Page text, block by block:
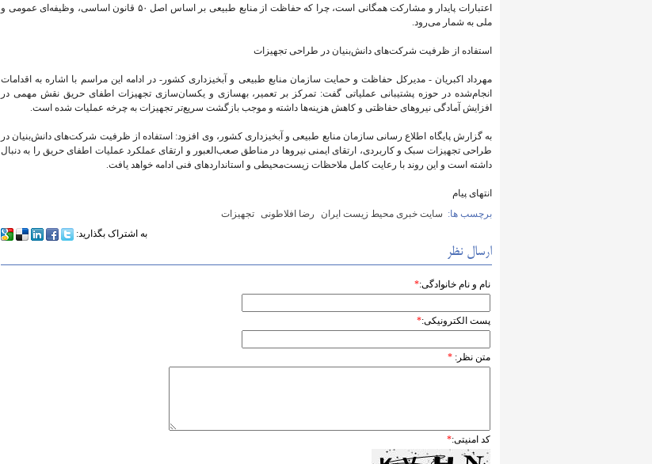
اعتبارات پایدار و مشارکت همگانی است، چرا که حفاظت از منابع طبیعی بر اساس اصل ۵۰ قانون اساسی، وظیفه‌ای عمومی و
ملی به شمار می‌رود.
استفاده از ظرفیت شرکت‌های دانش‌بنیان در طراحی تجهیزات
مهرداد اکبریان - مدیرکل حفاظت و حمایت سازمان منابع طبیعی و آبخیزداری کشور- در ادامه این مراسم با اشاره به اقدامات
انجام‌شده در حوزه پشتیبانی عملیاتی گفت: تمرکز بر تعمیر، بهسازی و یکسان‌سازی تجهیزات اطفای حریق نقش مهمی در
افزایش آمادگی نیروهای حفاظتی و کاهش هزینه‌ها داشته و موجب بازگشت سریع‌تر تجهیزات به چرخه عملیات شده است.
به گزارش پایگاه اطلاع رسانی سازمان منابع طبیعی و آبخیزداری کشور، وی افزود: استفاده از ظرفیت شرکت‌های دانش‌بنیان در
طراحی تجهیزات سبک و کاربردی، ارتقای ایمنی نیروها در مناطق صعب‌العبور و ارتقای عملکرد عملیات اطفای حریق را به دنبال
داشته است و این روند با رعایت کامل ملاحظات زیست‌محیطی و استانداردهای فنی ادامه خواهد یافت.
انتهای پیام
برچسب ها: سایت خبری محیط زیست ایران رضا افلاطونی تجهیزات
به اشتراک بگذارید:
ارسال نظر
نام و نام خانوادگی:*
پست الکترونیکی:*
متن نظر: *
کد امنیتی:*